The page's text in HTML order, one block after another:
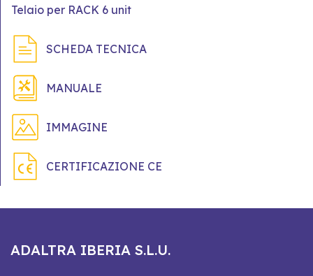
Telaio per RACK 6 unit
SCHEDA TECNICA
MANUALE
IMMAGINE
CERTIFICAZIONE CE
ADALTRA IBERIA S.L.U.